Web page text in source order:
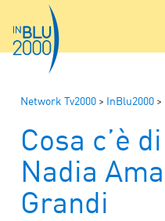
Network Tv2000 > InBlu2000 >
Cosa c’è
Nadia
Grandi